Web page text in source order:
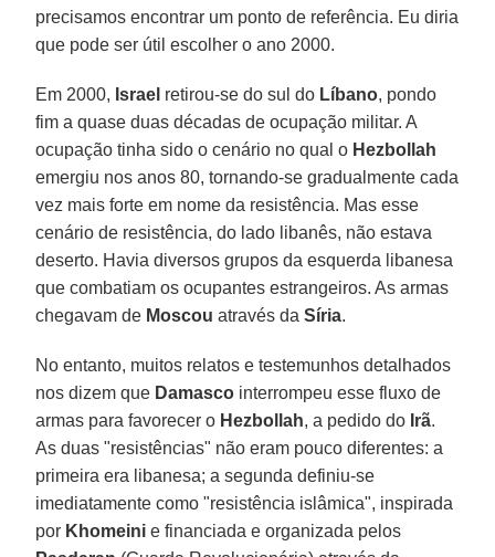
precisamos encontrar um ponto de referência. Eu diria
que pode ser útil escolher o ano 2000.
Em 2000, Israel retirou-se do sul do Líbano, pondo
fim a quase duas décadas de ocupação militar. A
ocupação tinha sido o cenário no qual o Hezbollah
emergiu nos anos 80, tornando-se gradualmente cada
vez mais forte em nome da resistência. Mas esse
cenário de resistência, do lado libanês, não estava
deserto. Havia diversos grupos da esquerda libanesa
que combatiam os ocupantes estrangeiros. As armas
chegavam de Moscou através daSíria.
No entanto, muitos relatos e testemunhos detalhados
nos dizem que Damasco interrompeu esse fluxo de
armas para favorecer o Hezbollah, a pedido do Irã.
As duas "resistências" não eram pouco diferentes: a
primeira era libanesa; a segunda definiu-se
imediatamente como "resistência islâmica", inspirada
por Khomeini e financiada e organizada pelos